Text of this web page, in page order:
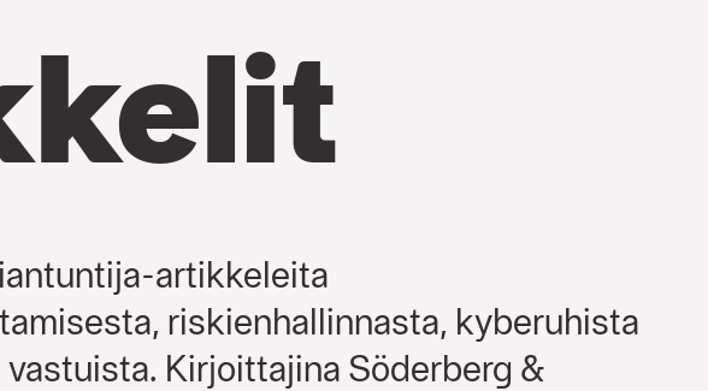
artikkeleita
riskienhallinnasta, kyberuhista
vastuista. Kirjoittajina Söderberg &